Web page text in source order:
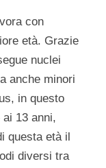
con
età. Grazie
nuclei
anche minori
in questo
13 anni,
questa età il
diversi tra